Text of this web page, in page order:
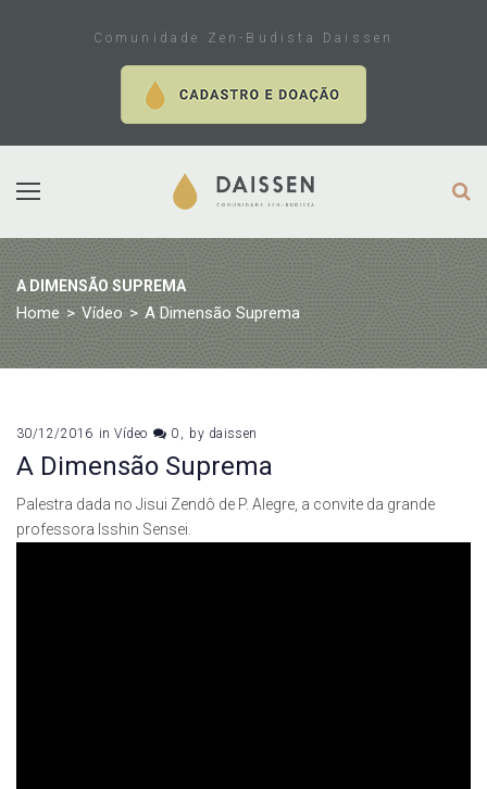
Comunidade Zen-Budista Daissen
A DIMENSÃO SUPREMA
Home > Vídeo > A Dimensão Suprema
30/12/2016 inVídeo 0 by daissen
A Dimensão Suprema
Palestra dada no Jisui Zendô de P. Alegre, a convite da grande
professora Isshin Sensei.